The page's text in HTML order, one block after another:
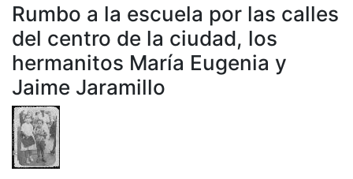
Rumbo a la escuela por las calles
del centro de la ciudad, los
hermanitos María Eugenia y
Jaime Jaramillo